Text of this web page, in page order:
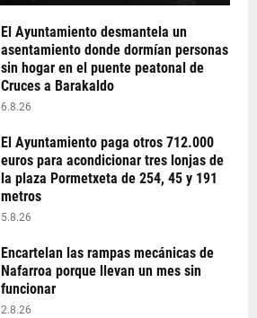
El Ayuntamiento desmantela un
asentamiento donde dormían personas
sin hogar en el puente peatonal de
Cruces a Barakaldo
6.8.26
El Ayuntamiento paga otros 712.000
euros para acondicionar tres lonjas de
la plaza Pormetxeta de 254, 45 y 191
metros
5.8.26
Encartelan las rampas mecánicas de
Nafarroa porque llevan un mes sin
funcionar
2.8.26